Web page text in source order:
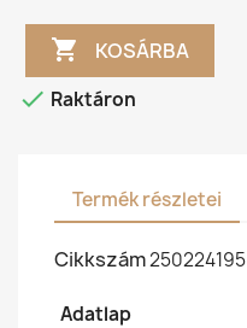
 KOSÁRBA
 Raktáron
Termék részletei
Cikkszám250224195
Adatlap